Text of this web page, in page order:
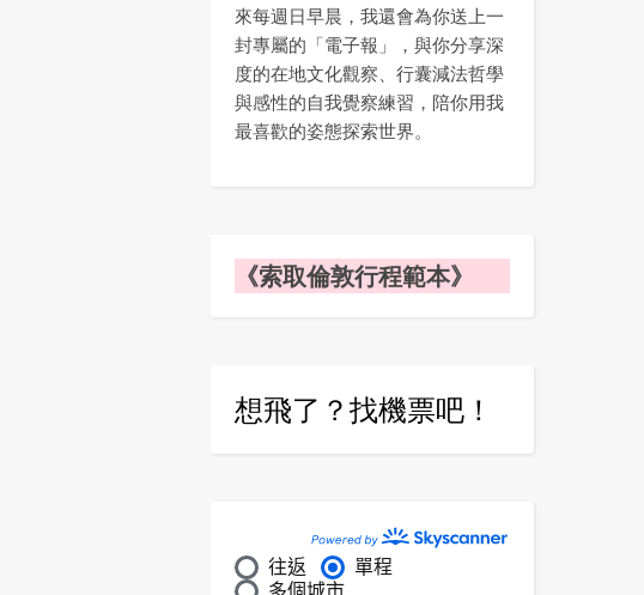
來每週日早晨，我還會為你送上一
封專屬的「電子報」，與你分享深
度的在地文化觀察、行囊減法哲學
與感性的自我覺察練習，陪你用我
最喜歡的姿態探索世界。
《索取倫敦行程範本》
想飛了？找機票吧！